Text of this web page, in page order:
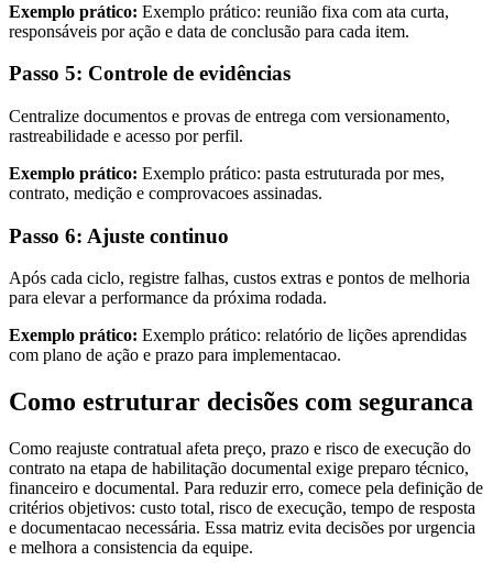
Exemplo prático: Exemplo prático: reunião fixa com ata curta,
responsáveis por ação e data de conclusão para cada item.
Passo 5: Controle de evidências
Centralize documentos e provas de entrega com versionamento,
rastreabilidade e acesso por perfil.
Exemplo prático: Exemplo prático: pasta estruturada por mes,
contrato, medição e comprovacoes assinadas.
Passo 6: Ajuste continuo
Após cada ciclo, registre falhas, custos extras e pontos de melhoria
para elevar a performance da próxima rodada.
Exemplo prático: Exemplo prático: relatório de lições aprendidas
com plano de ação e prazo para implementacao.
Como estruturar decisões com seguranca
Como reajuste contratual afeta preço, prazo e risco de execução do
contrato na etapa de habilitação documental exige preparo técnico,
financeiro e documental. Para reduzir erro, comece pela definição de
critérios objetivos: custo total, risco de execução, tempo de resposta
e documentacao necessária. Essa matriz evita decisões por urgencia
e melhora a consistencia da equipe.